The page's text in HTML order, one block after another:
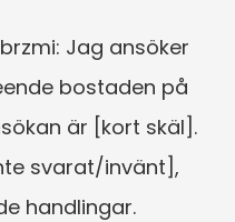
Jag ansöker
bostaden på
är [kort skäl].
svarat/invänt],
handlingar.